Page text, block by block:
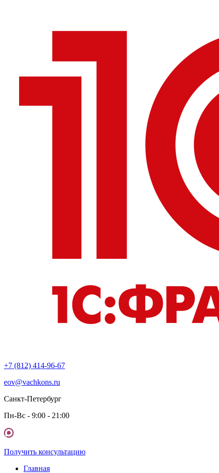
+7 (812) 414-96-67
eov@vachkons.ru
Санкт-Петербург
Пн-Вс - 9:00 - 21:00
Получить консультацию
Главная